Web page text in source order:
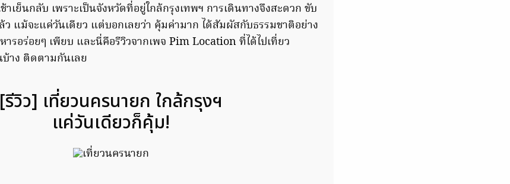
าเย็นกลับ เพราะเป็นจังหวัดที่อยู่ใกล้กรุงเทพฯ การเดินทางจึงสะดวก ขับ
แม้จะแค่วันเดียว แต่บอกเลยว่า คุ้มค่ามาก ได้สัมผัสกับธรรมชาติอย่าง
รอร่อยๆ เพียบ และนี่คือรีวิวจากเพจ Pim Location ที่ได้ไปเที่ยว
าง ติดตามกันเลย
[รีวิว] เที่ยวนครนายก ใกล้กรุงฯ
แค่วันเดียวก็คุ้ม!